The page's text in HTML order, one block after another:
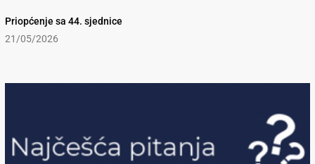
Priopćenje sa 44. sjednice
21/05/2026